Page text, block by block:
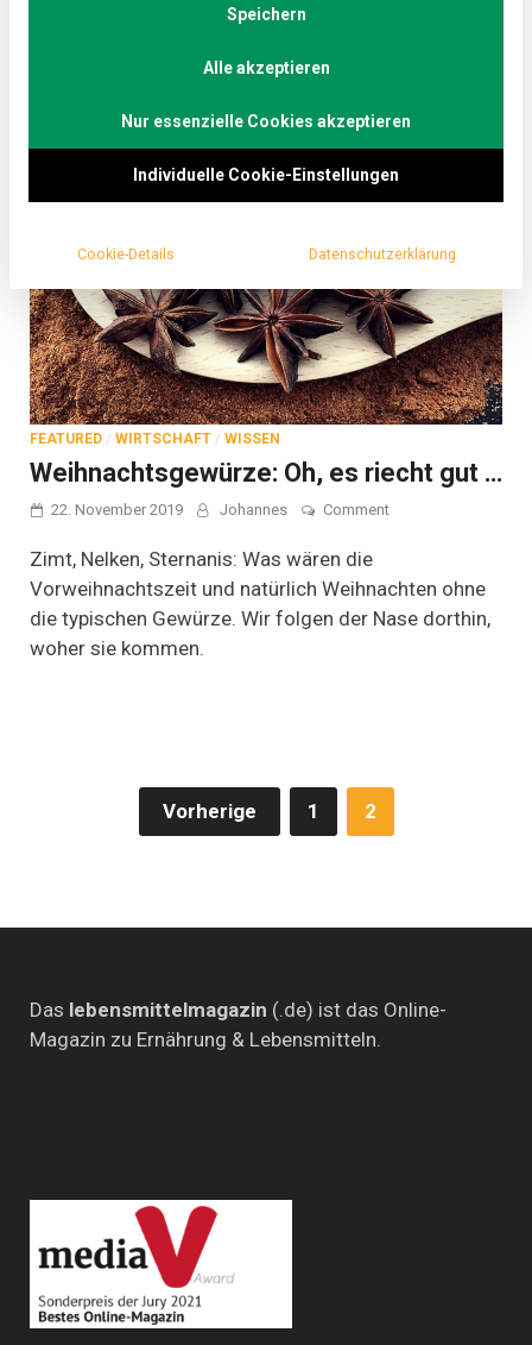
Weihnachtsbäckerei anbieten.
FEATURED / WIRTSCHAFT / WISSEN
Weihnachtsgewürze: Oh, es riecht gut …
22. November 2019 Johannes Commenton
riecht
gut
Zimt, Nelken, Sternanis: Was wären die
Vorweihnachtszeit und natürlich Weihnachten ohne
die typischen Gewürze. Wir folgen der Nase dorthin,
woher sie kommen.
Seitennummerierung
Vorherige 1 2
Das lebensmittelmagazin (.de) ist das Online-
Magazin zu Ernährung & Lebensmitteln.
Speichern
Alle akzeptieren
Nur essenzielle Cookies akzeptieren
Individuelle Cookie-Einstellungen
Cookie-Details Datenschutzerklärung